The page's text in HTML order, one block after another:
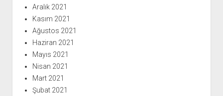
Aralık 2021
Kasım 2021
Ağustos 2021
Haziran 2021
Mayıs 2021
Nisan 2021
Mart 2021
Şubat 2021